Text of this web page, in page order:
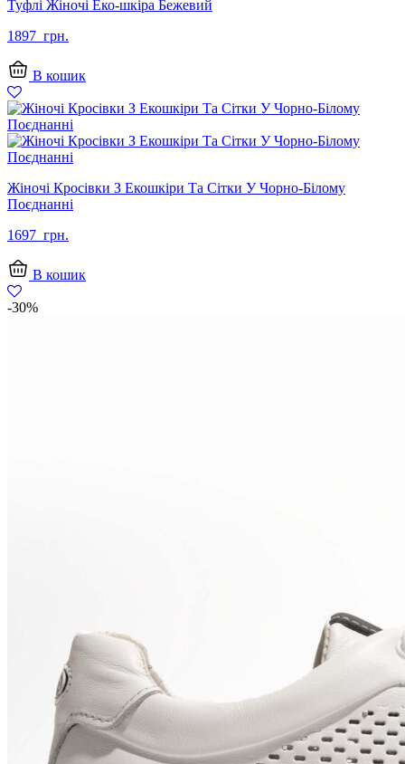
Туфлі Жіночі Еко-шкіра Бежевий
1897 грн.
В кошик
Жіночі Кросівки З Екошкіри Та Сітки У Чорно-Білому
Поєднанні
1697 грн.
В кошик
-30%